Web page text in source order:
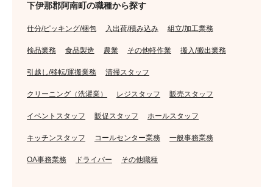
下伊那郡阿南町の職種から探す
仕分/ピッキング/梱包 入出荷/積み込み 組立/加工業務
検品業務 食品製造 農業 その他軽作業 搬入/搬出業務
引越し/移転/運搬業務 清掃スタッフ
クリーニング（洗濯業） レジスタッフ 販売スタッフ
イベントスタッフ 販促スタッフ ホールスタッフ
キッチンスタッフ コールセンター業務 一般事務業務
OA事務業務 ドライバー その他職種